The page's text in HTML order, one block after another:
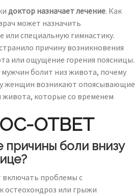
доктор назначает лечение. Как
может назначить
или специальную гимнастику.
причину возникновения
или ощущение горения поясницы.
болит низ живота, почему
у женщин возникают опоясывающие
живота, которые со временем
ОТВЕТ
причины боли внизу
проблемы с
остеохондроз или грыжи